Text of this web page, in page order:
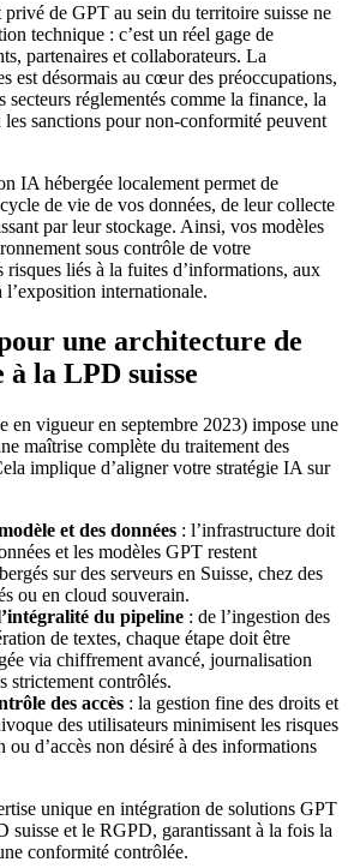
de GPT au sein du territoire suisse ne
technique : c’est un réel gage de
partenaires et collaborateurs. La
est désormais au cœur des préoccupations,
secteurs réglementés comme la finance, la
sanctions pour non-conformité peuvent
IA hébergée localement permet de
de vie de vos données, de leur collecte
par leur stockage. Ainsi, vos modèles
sous contrôle de votre
liés à la fuites d’informations, aux
l’exposition internationale.
une architecture de
la LPD suisse
en vigueur en septembre 2023) impose une
maîtrise complète du traitement des
implique d’aligner votre stratégie IA sur
et des données : l’infrastructure doit
et les modèles GPT restent
sur des serveurs en Suisse, chez des
ou en cloud souverain.
du pipeline : de l’ingestion des
de textes, chaque étape doit être
via chiffrement avancé, journalisation
strictement contrôlés.
des accès : la gestion fine des droits et
des utilisateurs minimisent les risques
ou d’accès non désiré à des informations
unique en intégration de solutions GPT
suisse et le RGPD, garantissant à la fois la
conformité contrôlée.